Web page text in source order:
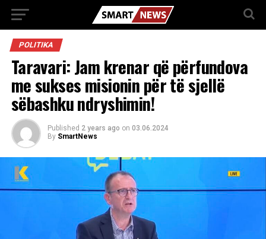
POLITIKA
Taravari: Jam krenar që përfundova
me sukses misionin për të sjellë
sëbashku ndryshimin!
Published 2 years ago on 03.06.2024
By SmartNews